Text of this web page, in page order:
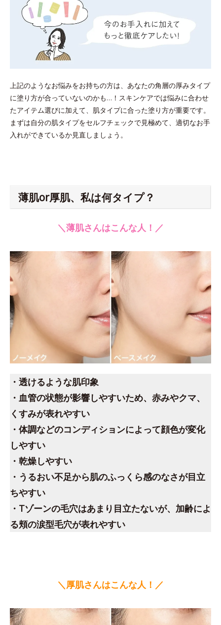
上記のようなお悩みをお持ちの方は、あなたの角層の厚みタイプ
に塗り方が合っていないのかも…！スキンケアでは悩みに合わせ
たアイテム選びに加えて、肌タイプに合った塗り方が重要です。
まずは自分の肌タイプをセルフチェックで見極めて、適切なお手
入れができているか見直しましょう。
薄肌or厚肌、私は何タイプ？
＼薄肌さんはこんな人！／
・透けるような肌印象
・血管の状態が影響しやすいため、赤みやクマ、
くすみが表れやすい
・体調などのコンディションによって顔色が変化
しやすい
・乾燥しやすい
・うるおい不足から肌のふっくら感のなさが目立
ちやすい
・Tゾーンの毛穴はあまり目立たないが、加齢によ
る頬の涙型毛穴が表れやすい
＼厚肌さんはこんな人！／